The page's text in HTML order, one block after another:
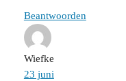
Beantwoorden
Wiefke
23 juni